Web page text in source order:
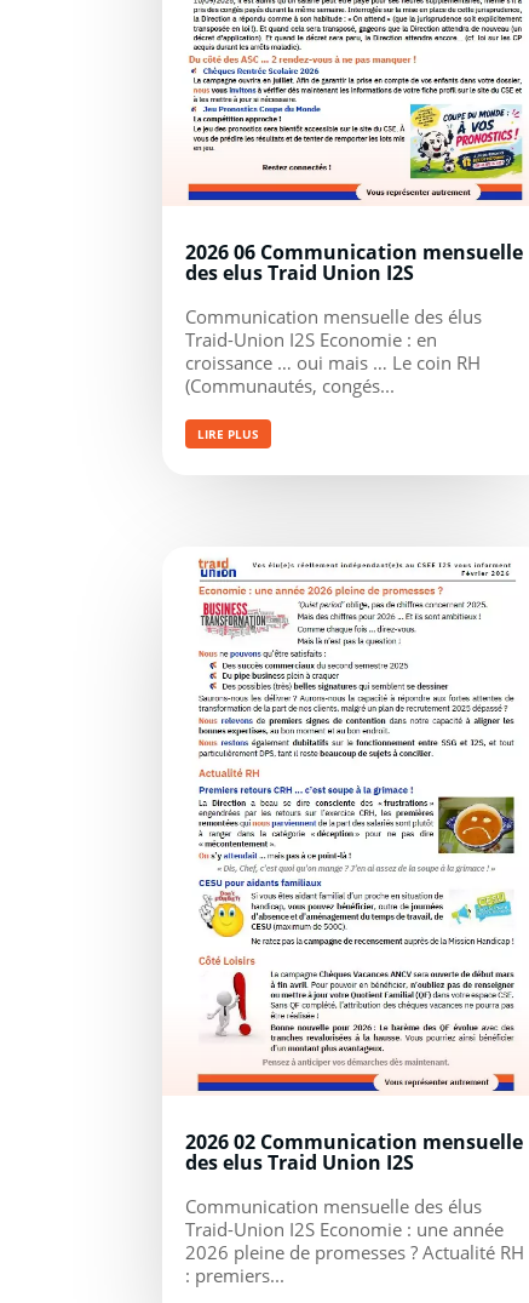
2026 06 Communication mensuelle
des elus Traid Union I2S
Communication mensuelle des élus
Traid-Union I2S Economie : en
croissance … oui mais … Le coin RH
(Communautés, congés...
LIRE PLUS
2026 02 Communication mensuelle
des elus Traid Union I2S
Communication mensuelle des élus
Traid-Union I2S Economie : une année
2026 pleine de promesses ? Actualité RH
: premiers...